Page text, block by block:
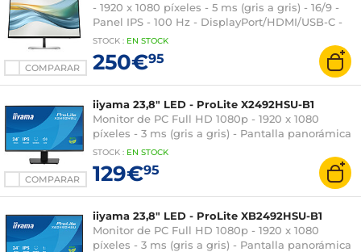
COMPARAR
- 1920 x 1080 píxeles - 5 ms (gris a gris) - 16/9 -
Panel IPS - 100 Hz - DisplayPort/HDMI/USB-C -
Ethernet - Negro
STOCK : EN STOCK
250€95
COMPARAR
iiyama 23,8" LED - ProLite X2492HSU-B1
Monitor de PC Full HD 1080p - 1920 x 1080
píxeles - 3 ms (gris a gris) - Pantalla panorámica
16:9 - Panel IPS - 120 Hz - Sincronización
adaptativa - HDMI/Puerto de pantalla - Hub USB
- Negro
STOCK : EN STOCK
129€95
iiyama 23,8" LED - ProLite XB2492HSU-B1
Monitor de PC Full HD 1080p - 1920 x 1080
píxeles - 3 ms (gris a gris) - Pantalla panorámica